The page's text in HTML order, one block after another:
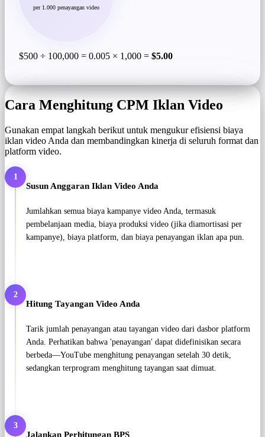
per 1.000 penayangan video
$500 ÷ 100,000 = 0.005 × 1,000 = $5.00
Cara Menghitung CPM Iklan Video
Gunakan empat langkah berikut untuk mengukur efisiensi biaya
iklan video Anda dan membandingkan kinerja di seluruh format dan
platform video.
1
Susun Anggaran Iklan Video Anda
Jumlahkan semua biaya kampanye video Anda, termasuk
pembelanjaan media, biaya produksi video (jika diamortisasi per
kampanye), biaya platform, dan biaya penayangan iklan apa pun.
2
Hitung Tayangan Video Anda
Tarik jumlah penayangan atau tayangan video dari dasbor platform
Anda. Perhatikan bahwa 'penayangan' dapat didefinisikan secara
berbeda—YouTube menghitung penayangan setelah 30 detik,
sedangkan terprogram menghitung tayangan saat dimuat.
3
Jalankan Perhitungan BPS